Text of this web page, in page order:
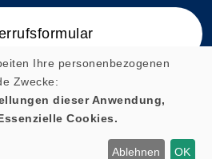
Ihre personenbezogenen
Zwecke:
dieser Anwendung,
Cookies.
Ablehnen OK